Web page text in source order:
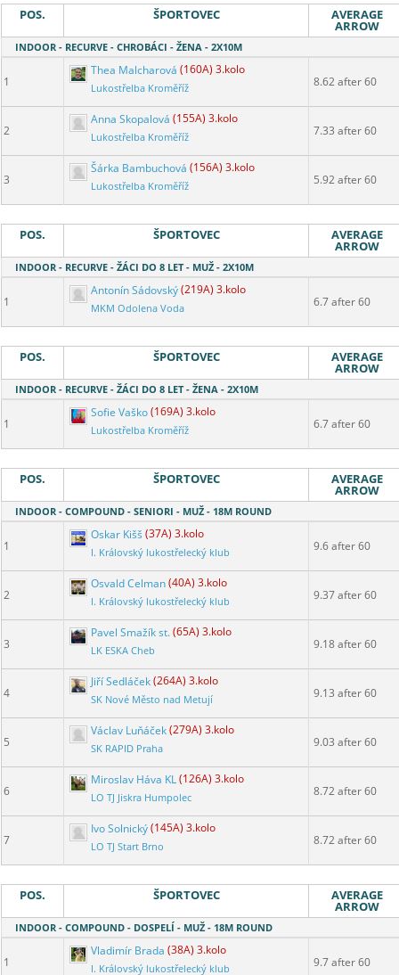
POS. ŠPORTOVEC AVERAGE
ARROW
INDOOR - RECURVE - CHROBÁCI - ŽENA - 2X10M
1
Thea Malcharová (160A) 3.kolo
Lukostřelba Kroměříž 8.62 after 60
2
Anna Skopalová (155A) 3.kolo
Lukostřelba Kroměříž 7.33 after 60
3
Šárka Bambuchová (156A) 3.kolo
Lukostřelba Kroměříž 5.92 after 60
POS. ŠPORTOVEC AVERAGE
ARROW
INDOOR - RECURVE - ŽÁCI DO 8 LET - MUŽ - 2X10M
1
Antonín Sádovský(219A) 3.kolo
MKM Odolena Voda 6.7 after 60
POS. ŠPORTOVEC AVERAGE
ARROW
INDOOR - RECURVE - ŽÁCI DO 8 LET - ŽENA - 2X10M
1
Sofie Vaško(169A) 3.kolo
Lukostřelba Kroměříž 6.7 after 60
POS. ŠPORTOVEC AVERAGE
ARROW
INDOOR - COMPOUND - SENIORI - MUŽ - 18M ROUND
1
Oskar Kišš (37A) 3.kolo
I. Královský lukostřelecký klub 9.6 after 60
2
Osvald Celman(40A) 3.kolo
I. Královský lukostřelecký klub 9.37 after 60
3
Pavel Smažík st.(65A) 3.kolo
LK ESKA Cheb 9.18 after 60
4
Jiří Sedláček(264A) 3.kolo
SK Nové Město nad Metují 9.13 after 60
5
Václav Luňáček(279A) 3.kolo
SK RAPID Praha 9.03 after 60
6
Miroslav Háva KL(126A) 3.kolo
LO TJ Jiskra Humpolec 8.72 after 60
7
Ivo Solnický(145A) 3.kolo
LO TJ Start Brno 8.72 after 60
POS. ŠPORTOVEC AVERAGE
ARROW
INDOOR - COMPOUND - DOSPELÍ - MUŽ - 18M ROUND
1
Vladimír Brada (38A) 3.kolo
I. Královský lukostřelecký klub 9.7 after 60